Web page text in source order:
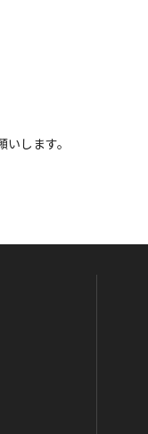
します。